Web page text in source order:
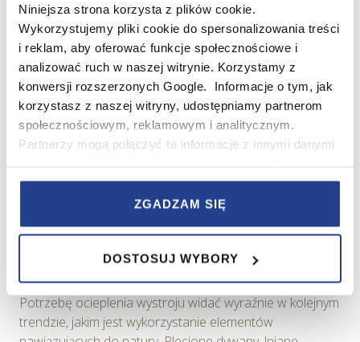
Niniejsza strona korzysta z plików cookie.
Wykorzystujemy pliki cookie do spersonalizowania treści
i reklam, aby oferować funkcje społecznościowe i
analizować ruch w naszej witrynie. Korzystamy z
konwersji rozszerzonych Google. Informacje o tym, jak
korzystasz z naszej witryny, udostępniamy partnerom
społecznościowym, reklamowym i analitycznym.
Partnerzy mogą połączyć te informacje z innymi danymi
korzystania z ich usług.
zapewnienia prawidłowego działania Serwisu,
zapamiętania wybranych przez użytkownika ustawień i
wszelkich wyborów dokonywanych w Serwisie, poprawy
wydajności Serwisu, zbierania informacji o tym, w jaki
sposób użytkownicy korzystają z Serwisu, ulepszania
Serwisu, dostosowywania działania Serwisu do
ZGADZAM SIĘ
DOSTOSUJ WYBORY
Natura we wnętrzach
Potrzebę ocieplenia wystroju widać wyraźnie w kolejnym
trendzie, jakim jest wykorzystanie elementów